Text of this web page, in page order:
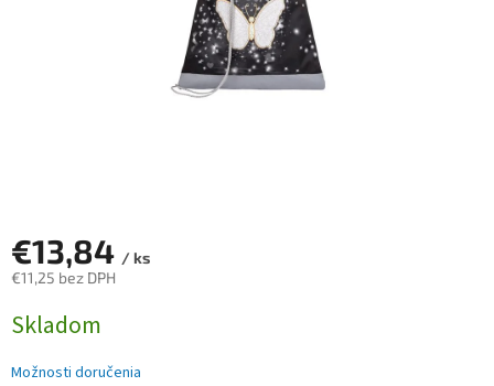
€13,84 / ks
€11,25 bez DPH
cena:
Skladom
Možnosti doručenia